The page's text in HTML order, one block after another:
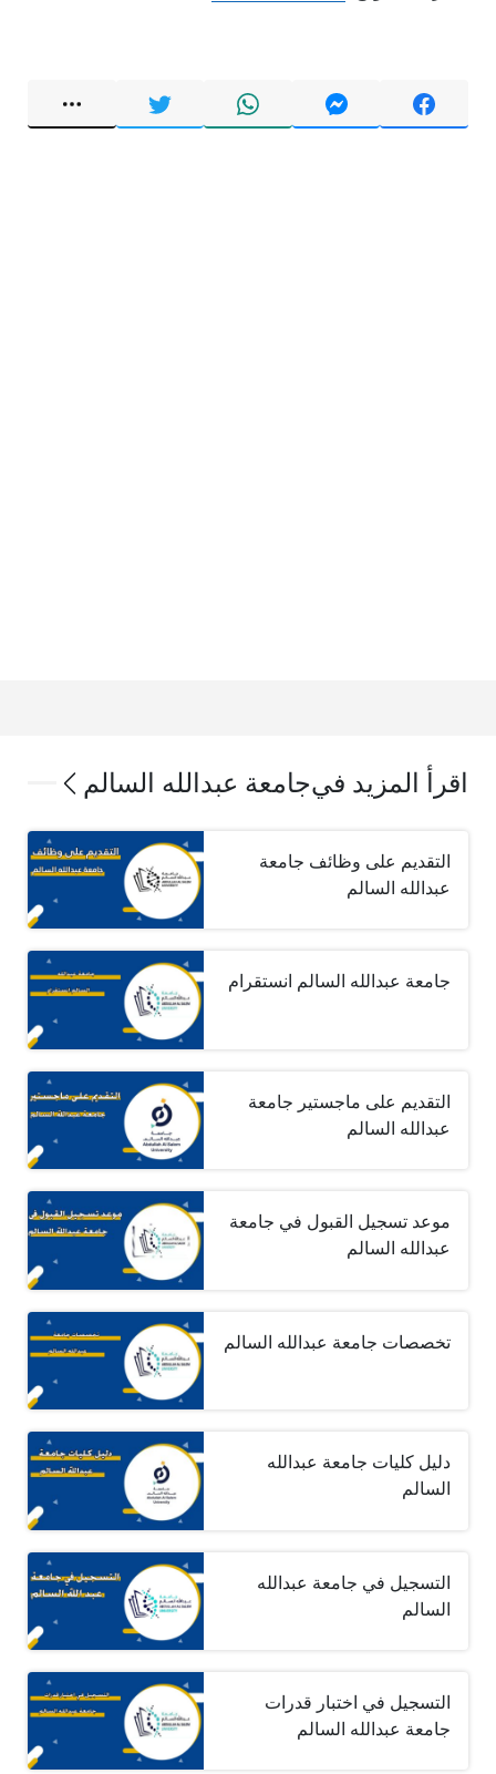
اقرأ المزيد فيجامعة عبدالله السالم
التقديم على وظائف جامعة
عبدالله السالم
جامعة عبدالله السالم انستقرام
التقديم على ماجستير جامعة
عبدالله السالم
موعد تسجيل القبول في جامعة
عبدالله السالم
تخصصات جامعة عبدالله السالم
دليل كليات جامعة عبدالله
السالم
التسجيل في جامعة عبدالله
السالم
التسجيل في اختبار قدرات
جامعة عبدالله السالم